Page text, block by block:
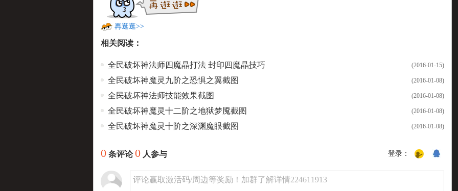
再逛逛>>
相关阅读：
(2016-01-15)
全民破坏神法师四魔晶打法 封印四魔晶技巧
(2016-01-08)
全民破坏神魔灵九阶之恐惧之翼截图
(2016-01-08)
全民破坏神法师技能效果截图
(2016-01-08)
全民破坏神魔灵十二阶之地狱梦魇截图
(2016-01-08)
全民破坏神魔灵十阶之深渊魔眼截图
0 条评论0 人参与 登录：
评论赢取激活码/周边等奖励！加群了解详情224611913